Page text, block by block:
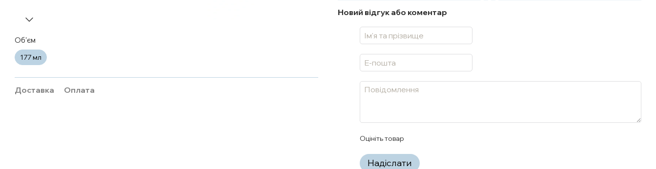
Обʼєм
177 мл
Доставка Оплата
Новий відгук або коментар
Оцініть товар
Надіслати